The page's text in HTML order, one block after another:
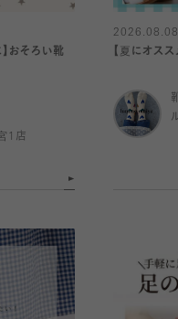
おそろい靴
1店
2026.08.08
【夏にオス